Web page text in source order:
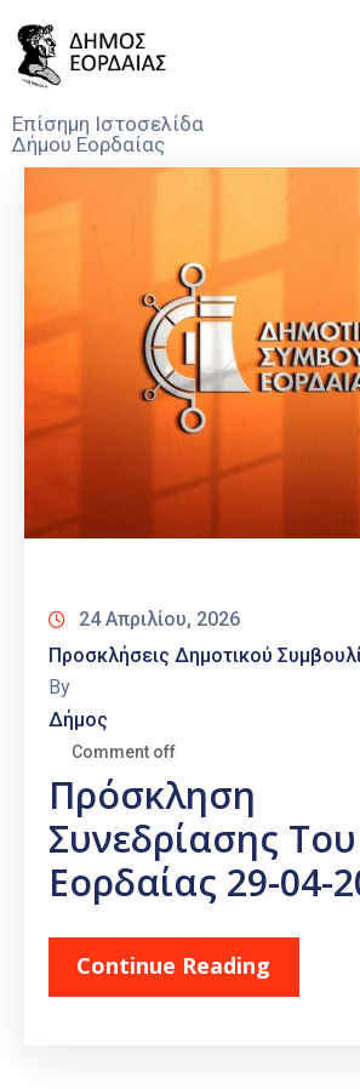
Επίσημη Ιστοσελίδα
Δήμου Εορδαίας
Ο
Του
Προσκλήσεις
Τηλέφωνα
24 Απριλίου, 2026
Προσκλήσεις Δημοτικού
By
Δήμος
Comment off
Πρόσκληση
Συνεδρίασης
Εορδαίας 29-04-
Continue Reading